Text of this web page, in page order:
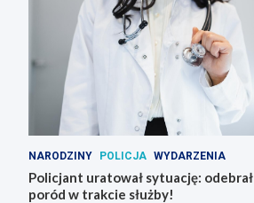
NARODZINY POLICJA WYDARZENIA
Policjant uratował sytuację: odebrał
poród w trakcie służby!